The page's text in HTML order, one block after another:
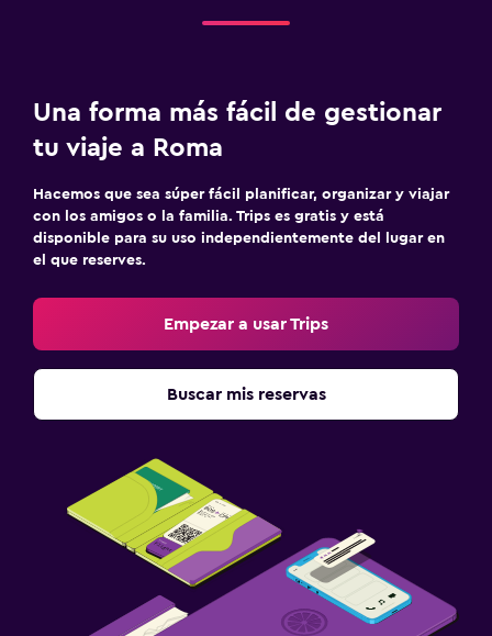
Una forma más fácil de gestionar
tu viaje a Roma
Hacemos que sea súper fácil planificar, organizar y viajar
con los amigos o la familia. Trips es gratis y está
disponible para su uso independientemente del lugar en
el que reserves.
Empezar a usar Trips
Buscar mis reservas